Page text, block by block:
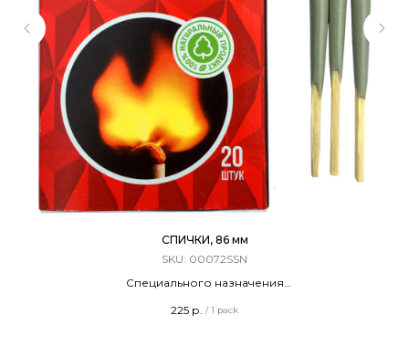
СПИЧКИ, 86 мм
SKU: 00072SSN
Специального назначения
Длина - 86 мм
225 р. / 1 pack